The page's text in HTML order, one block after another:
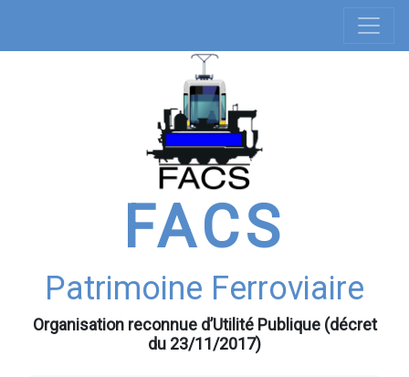
contenu
FACS
Patrimoine Ferroviaire
Organisation reconnue d’Utilité Publique (décret
du 23/11/2017)
principale